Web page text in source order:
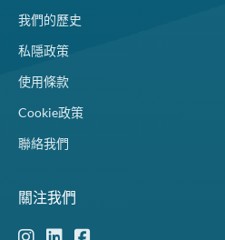
我們的歷史
私隱政策
使用條款
Cookie政策
聯絡我們
關注我們